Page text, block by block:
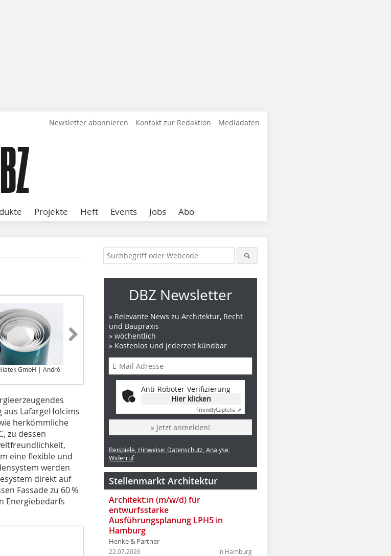
Newsletter abonnieren Kontakt zur Redaktion Mediadaten
Projekte Heft Events Jobs Abo
GmbH | André
aus LafargeHolcims
herkömmliche
zu dessen
eine flexible und
werden
direkt auf
Fassade zu 60 %
Energiebedarfs
DBZ Newsletter
» Relevante News zu Architektur, Recht
und Baupraxis
» wöchentlich
» Kostenlos und jederzeit kündbar
Anti-Roboter-Verifizierung
Hier klicken
FriendlyCaptcha ⇗
» Jetzt anmelden!
Beispiele, Hinweise: Datenschutz, Analyse,
Widerruf
Stellenmarkt Architektur
Architekt:in (m/w/d) für
entwurfsstarke
Ausführungsplanung LPH5 in
Hamburg
Henke & Partner
in Hamburg
22.07.2026